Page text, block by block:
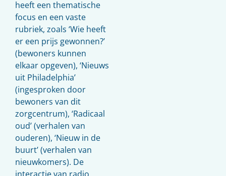
heeft een thematische
focus en een vaste
rubriek, zoals ‘Wie heeft
er een prijs gewonnen?’
(bewoners kunnen
elkaar opgeven), ‘Nieuws
uit Philadelphia’
(ingesproken door
bewoners van dit
zorgcentrum), ‘Radicaal
oud’ (verhalen van
ouderen), ‘Nieuw in de
buurt’ (verhalen van
nieuwkomers). De